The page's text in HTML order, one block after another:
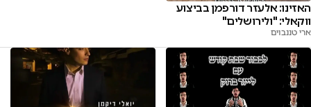
האזינו: אלעזר דורפמן בביצוע
ווקאלי: "ולירושלים"
ארי טננבוים